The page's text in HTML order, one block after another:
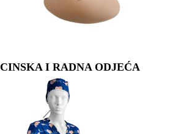
I RADNA ODJEĆA